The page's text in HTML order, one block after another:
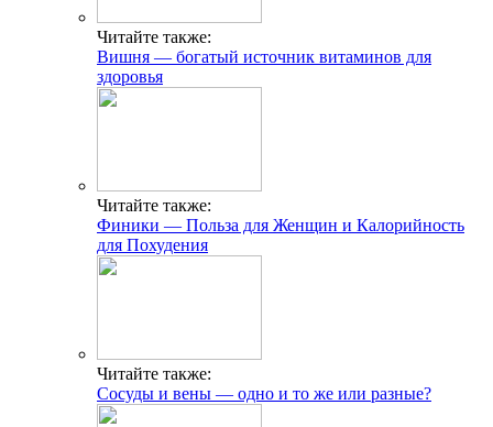
Читайте также:
Вишня — богатый источник витаминов для
здоровья
Читайте также:
Финики — Польза для Женщин и Калорийность
для Похудения
Читайте также:
Сосуды и вены — одно и то же или разные?